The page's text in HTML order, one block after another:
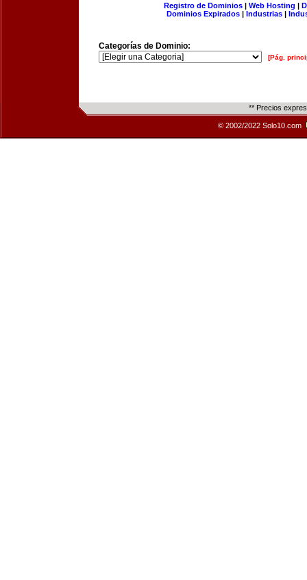
Registro de Dominios| Web Hosting |
Dominios Expirados | Industrias |
Categorías de Dominio:
[Pág.
** Precios
© 2002/2022 Solo10.com